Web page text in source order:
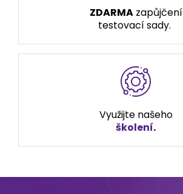
ZDARMAzapůjčení
testovací sady.
Využijte našeho
školení.